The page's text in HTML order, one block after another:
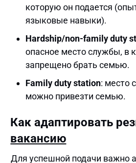
которую он подается
языковые навыки).
Hardship/non-family duty
опасное место службы, в
запрещено брать семью.
Family duty station: место
можно привезти семью.
Как адаптировать
вакансию
Для успешной подачи важно